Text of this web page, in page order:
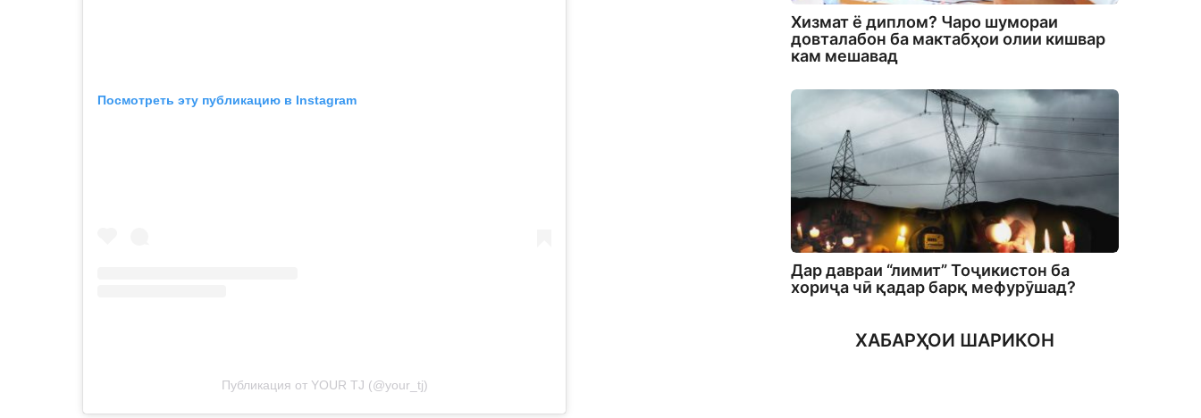
Посмотреть эту публикацию в Instagram
Публикация от YOUR TJ (@your_tj)
Хизмат ё диплом? Чаро шумораи
довталабон ба мактабҳои олии кишвар
кам мешавад
Дар давраи “лимит” Тоҷикистон ба
хориҷа чӣ қадар барқ мефурӯшад?
ХАБАРҲОИ ШАРИКОН